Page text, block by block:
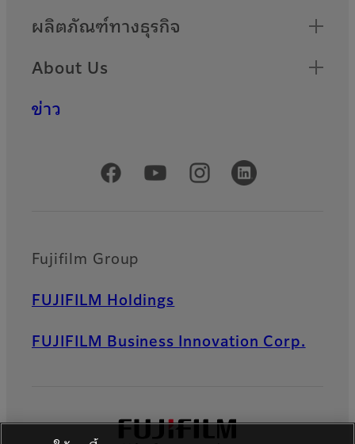
ผลิตภัณฑ์ทางธุรกิจ
About Us
ข่าว
Official Social Media Accounts
Fujifilm Group
FUJIFILM Holdings
FUJIFILM Business Innovation Corp.